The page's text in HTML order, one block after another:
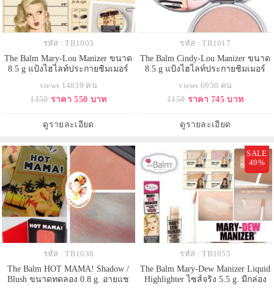
รหัส : TB1003
The Balm Mary-Lou Manizer ขนาด
8.5 g แป้งไฮไลท์ประกายชิมเมอร์
จมูกให้แลดูคม หรือไล้หน้าผากและ
ปลายคางให้หน้าดูมีมิติ สามารถใช้
dewy มากขึ้น สีแป้งเป็นธรรมชาติ
กลืนไปกับผิว อีกท
views 14839 คน
1150 ราคา 550 บาท
ดูรายละเอียด
รหัส : TB1017
The Balm Cindy-Lou Manizer ขนาด
8.5 g แป้งไฮไลท์ประกายชิมเมอร์
เพิ่มมิติให้แก่ใบหน้า ใช้ไล้สันจมูกให้
แลดูคม หรือไล้หน้าผากและปลาย
แก้มด้านบนเพื่อให้ผิวหน้าดู dewy
มากขึ้น สีแป้งเ
views 6950 คน
1150 ราคา 745 บาท
ดูรายละเอียด
รหัส : TB1038
The Balm HOT MAMA! Shadow /
Blush ขนาดทดลอง 0.8 g. อายแช
SALE
49%
รหัส : TB1055
The Balm Mary-Dew Manizer Liquid
Highlighter ไซส์จริง 5.5 g. มีกล่อง